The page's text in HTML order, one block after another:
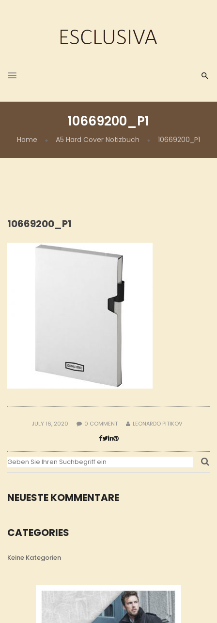
10669200_P1
Home A5 Hard Cover Notizbuch 10669200_P1
NEUESTE KOMMENTARE
CATEGORIES
Keine Kategorien
10669200_P1
JULY 16, 2020 0 COMMENT LEONARDO PITIKOV